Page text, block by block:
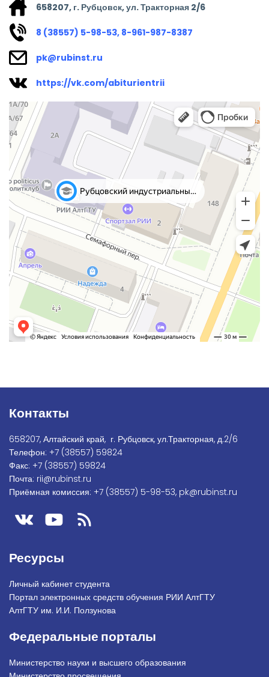
658207, г. Рубцовск, ул. Тракторная 2/6
8 (38557) 5-98-53, 8-961-987-8387
pk@rubinst.ru
https://vk.com/abiturientrii
Контакты
658207, Алтайский край, г. Рубцовск, ул.Тракторная, д.2/6
Телефон: +7 (38557) 59824
Факс: +7 (38557) 59824
Почта: rii@rubinst.ru
Приёмная комиссия: +7 (38557) 5-98-53, pk@rubinst.ru
Ресурсы
Личный кабинет студента
Портал электронных средств обучения РИИ АлтГТУ
АлтГТУ им. И.И. Ползунова
Федеральные порталы
Министерство науки и высшего образования